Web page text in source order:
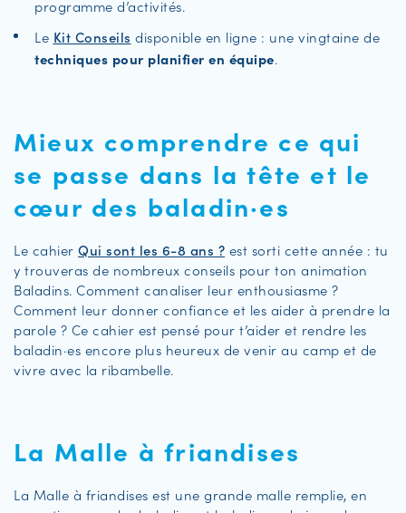
programme d’activités.
Le Kit Conseils disponible en ligne : une vingtaine de
techniques pour planifier en équipe.
Mieux comprendre ce qui
se passe dans la tête et le
cœur des baladin·es
Le cahier Qui sont les 6-8 ans ? est sorti cette année : tu
y trouveras de nombreux conseils pour ton animation
Baladins. Comment canaliser leur enthousiasme ?
Comment leur donner confiance et les aider à prendre la
parole ? Ce cahier est pensé pour t’aider et rendre les
baladin·es encore plus heureux de venir au camp et de
vivre avec la ribambelle.
La Malle à friandises
La Malle à friandises est une grande malle remplie, en